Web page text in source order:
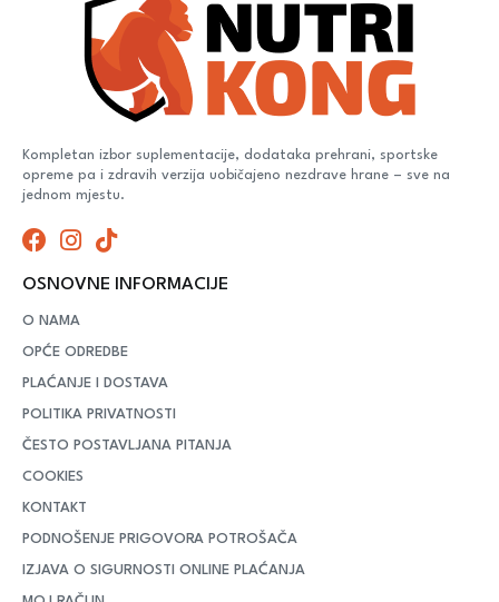
Kompletan izbor suplementacije, dodataka prehrani, sportske
opreme pa i zdravih verzija uobičajeno nezdrave hrane – sve na
jednom mjestu.
OSNOVNE INFORMACIJE
O NAMA
OPĆE ODREDBE
PLAĆANJE I DOSTAVA
POLITIKA PRIVATNOSTI
ČESTO POSTAVLJANA PITANJA
COOKIES
KONTAKT
PODNOŠENJE PRIGOVORA POTROŠAČA
IZJAVA O SIGURNOSTI ONLINE PLAĆANJA